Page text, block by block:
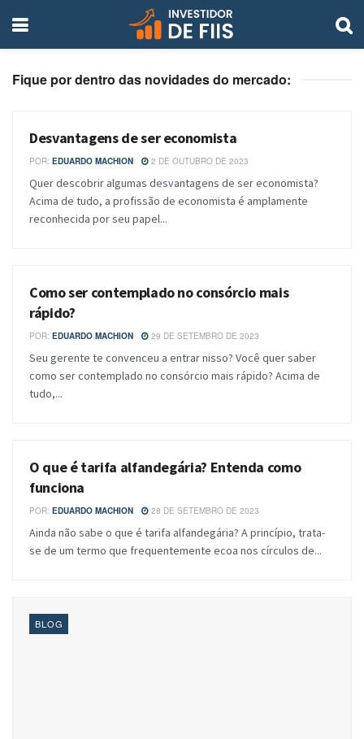
Fique por dentro das novidades do mercado:
BANCOS E CORRETORAS
Desvantagens de ser economista
POR: EDUARDO MACHION 2 DE OUTUBRO DE 2023
Quer descobrir algumas desvantagens de ser economista?
Acima de tudo, a profissão de economista é amplamente
reconhecida por seu papel...
BLOG
Como ser contemplado no consórcio mais
rápido?
POR: EDUARDO MACHION 29 DE SETEMBRO DE 2023
Seu gerente te convenceu a entrar nisso? Você quer saber
como ser contemplado no consórcio mais rápido? Acima de
tudo,...
BLOG
O que é tarifa alfandegária? Entenda como
funciona
POR: EDUARDO MACHION 28 DE SETEMBRO DE 2023
Ainda não sabe o que é tarifa alfandegária? A princípio, trata-
se de um termo que frequentemente ecoa nos círculos de...
BLOG